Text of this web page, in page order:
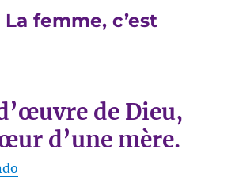
La femme, c’est
de Dieu,
d’une mère.